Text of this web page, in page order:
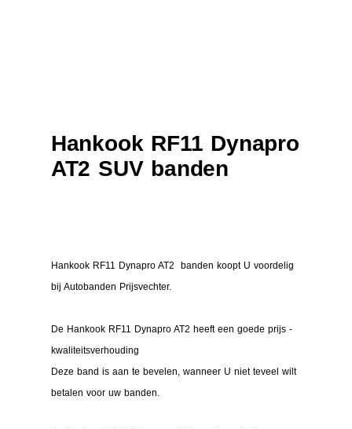
Hankook RF11 Dynapro
AT2 SUV banden
Hankook RF11 Dynapro AT2 banden koopt U voordelig
bij Autobanden Prijsvechter.
De Hankook RF11 Dynapro AT2 heeft een goede prijs -
kwaliteitsverhouding
Deze band is aan te bevelen, wanneer U niet teveel wilt
betalen voor uw banden.